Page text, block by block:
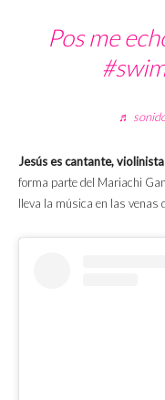
Pos me
♬
Jesús es cantante,
forma parte del Mariachi
lleva la música en las venas